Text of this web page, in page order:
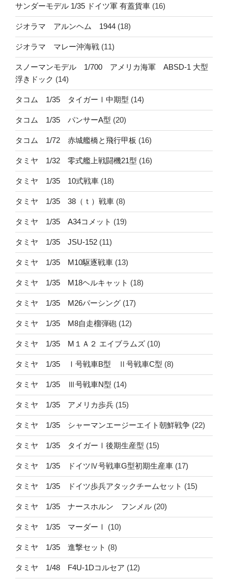
サンダーモデル 1/35 ドイツ軍 有蓋貨車 (16)
ジオラマ アルンヘム 1944 (18)
ジオラマ マレー沖海戦 (11)
スノーマンモデル 1/700 アメリカ海軍 ABSD-1 大型
浮きドック (14)
タコム 1/35 タイガーⅠ中期型 (14)
タコム 1/35 パンサーA型 (20)
タコム 1/72 赤城艦橋と飛行甲板 (16)
タミヤ 1/32 零式艦上戦闘機21型 (16)
タミヤ 1/35 10式戦車 (18)
タミヤ 1/35 38（ｔ）戦車 (8)
タミヤ 1/35 A34コメット (19)
タミヤ 1/35 JSU-152 (11)
タミヤ 1/35 M10駆逐戦車 (13)
タミヤ 1/35 M18ヘルキャット (18)
タミヤ 1/35 M26パーシング (17)
タミヤ 1/35 M8自走榴弾砲 (12)
タミヤ 1/35 M１Ａ２ エイブラムズ (10)
タミヤ 1/35 Ⅰ号戦車B型 Ⅱ号戦車C型 (8)
タミヤ 1/35 Ⅲ号戦車N型 (14)
タミヤ 1/35 アメリカ歩兵 (15)
タミヤ 1/35 シャーマンエージーエイト朝鮮戦争 (22)
タミヤ 1/35 タイガーⅠ後期生産型 (15)
タミヤ 1/35 ドイツⅣ号戦車G型初期生産車 (17)
タミヤ 1/35 ドイツ歩兵アタックチームセット (15)
タミヤ 1/35 ナースホルン フンメル (20)
タミヤ 1/35 マーダーⅠ (10)
タミヤ 1/35 進撃セット (8)
タミヤ 1/48 F4U-1Dコルセア (12)